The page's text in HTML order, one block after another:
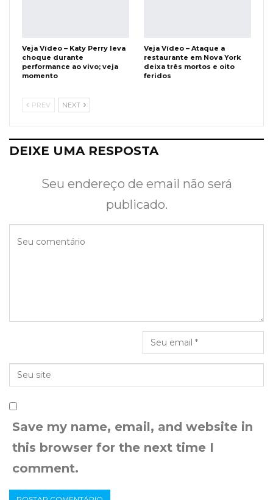
Veja Vídeo – Katy Perry leva
choque durante
performance ao vivo; veja
momento
Veja Vídeo – Ataque a
restaurante em Nova York
deixa três mortos e oito
feridos
PREV NEXT
DEIXE UMA RESPOSTA
Seu endereço de email não será
publicado.
Save my name, email, and website in
this browser for the next time I
comment.